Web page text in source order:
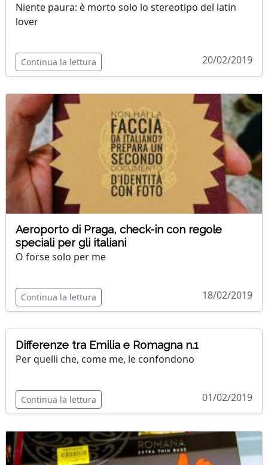
Niente paura: è morto solo lo stereotipo del latin
lover
Continua la lettura 20/02/2019
Aeroporto di Praga, check-in con regole
speciali per gli italiani
O forse solo per me
Continua la lettura 18/02/2019
Differenze tra Emilia e Romagna n.1
Per quelli che, come me, le confondono
Continua la lettura 01/02/2019